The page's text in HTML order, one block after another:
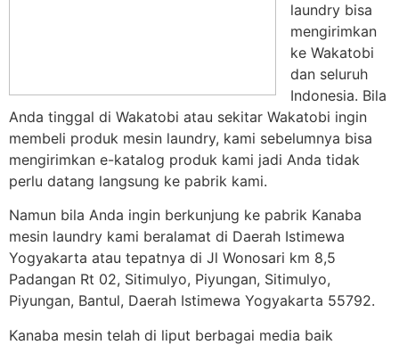
laundry bisa
mengirimkan
ke Wakatobi
dan seluruh
Indonesia. Bila
Anda tinggal di Wakatobi atau sekitar Wakatobi ingin
membeli produk mesin laundry, kami sebelumnya bisa
mengirimkan e-katalog produk kami jadi Anda tidak
perlu datang langsung ke pabrik kami.
Namun bila Anda ingin berkunjung ke pabrik Kanaba
mesin laundry kami beralamat di Daerah Istimewa
Yogyakarta atau tepatnya di Jl Wonosari km 8,5
Padangan Rt 02, Sitimulyo, Piyungan, Sitimulyo,
Piyungan, Bantul, Daerah Istimewa Yogyakarta 55792.
Kanaba mesin telah di liput berbagai media baik